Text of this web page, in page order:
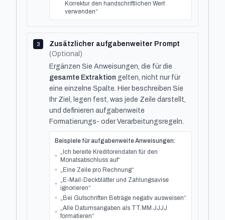
Korrektur den handschriftlichen Wert
verwenden“
3
Zusätzlicher aufgabenweiter Prompt
(Optional)
Ergänzen Sie Anweisungen, die für die
gesamte Extraktion gelten, nicht nur für
eine einzelne Spalte. Hier beschreiben Sie
Ihr Ziel, legen fest, was jede Zeile darstellt,
und definieren aufgabenweite
Formatierungs- oder Verarbeitungsregeln.
Beispiele für aufgabenweite Anweisungen:
•
„Ich bereite Kreditorendaten für den
Monatsabschluss auf“
• „Eine Zeile pro Rechnung“
•
„E-Mail-Deckblätter und Zahlungsavise
ignorieren“
• „Bei Gutschriften Beträge negativ ausweisen“
•
„Alle Datumsangaben als TT.MM.JJJJ
formatieren“